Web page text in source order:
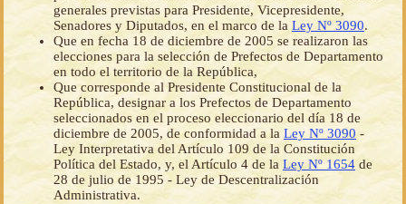
generales previstas para Presidente, Vicepresidente,
Senadores y Diputados, en el marco de la Ley Nº 3090.
Que en fecha 18 de diciembre de 2005 se realizaron las
elecciones para la selección de Prefectos de Departamento
en todo el territorio de la República,
Que corresponde al Presidente Constitucional de la
República, designar a los Prefectos de Departamento
seleccionados en el proceso eleccionario del día 18 de
diciembre de 2005, de conformidad a la Ley Nº 3090 -
Ley Interpretativa del Artículo 109 de la Constitución
Política del Estado, y, el Artículo 4 de la Ley Nº 1654 de
28 de julio de 1995 - Ley de Descentralización
Administrativa.